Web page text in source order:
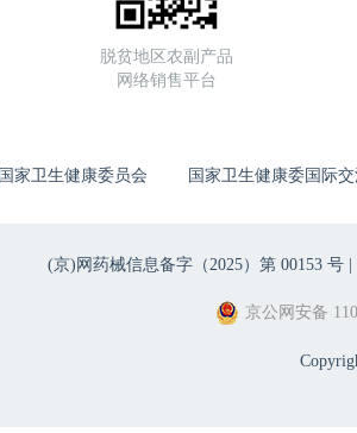
脱贫地区农副产品
网络销售平台
国家卫生健康委员会 国家卫生健康委国际
(京)网药械信息备字（2025）第 00153 号 |
京公网安备